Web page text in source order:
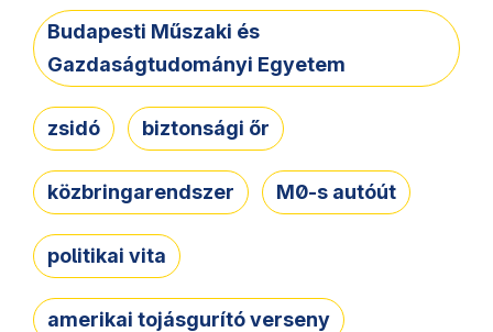
Budapesti Műszaki és
Gazdaságtudományi Egyetem
zsidó biztonsági őr
közbringarendszer M0-s autóút
politikai vita
amerikai tojásgurító verseny